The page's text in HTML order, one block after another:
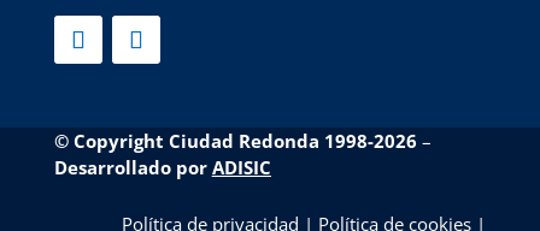
© Copyright Ciudad Redonda 1998-2026 –
Desarrollado por ADISIC
Política de privacidad | Política de cookies |